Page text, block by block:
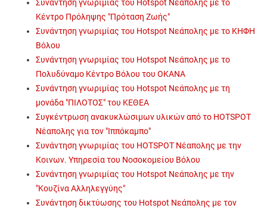
Συνάντηση γνωριμίας του Hotspot Νεάπολης με το
Κέντρο Πρόληψης "Πρόταση Ζωής"
Συνάντηση γνωριμίας του Hotspot Νεάπολης με το ΚΗΦΗ
Βόλου
Συνάντηση γνωριμίας του Hotspot Νεάπολης με το
Πολυδύναμο Κέντρο Βόλου του ΟΚΑΝΑ
Συνάντηση γνωριμίας του Hotspot Νεάπολης με τη
μονάδα "ΠΙΛΟΤΟΣ" του ΚΕΘΕΑ
Συγκέντρωση ανακυκλώσιμων υλικών από το HOTSPOT
Νέαπολης για τον "Ιππόκαμπο"
Συνάντηση γνωριμίας του HOTSPOT Νέαπολης με την
Κοινων. Υπηρεσία του Νοσοκομείου Βόλου
Συνάντηση γνωριμίας του Hotspot Νεάπολης με την
"Κουζίνα Αλληλεγγύης"
Συνάντηση δικτύωσης του Hotspot Νεάπολης με τον